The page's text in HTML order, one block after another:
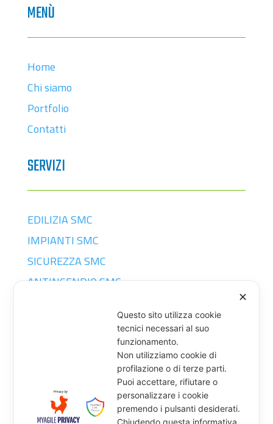
MENÙ
Home
Chi siamo
Portfolio
Contatti
SERVIZI
EDILIZIA SMC
IMPIANTI SMC
SICUREZZA SMC
ANTINCENDIO SMC
SMC SRL
Strada Torino 49 – ORBASSANO
P. IVA 09122620017
✕
Questo sito utilizza cookie
tecnici necessari al suo
funzionamento.
Non utilizziamo cookie di
profilazione o di terze parti.
Puoi accettare, rifiutare o
personalizzare i cookie
premendo i pulsanti desiderati.
Chiudendo questa informativa